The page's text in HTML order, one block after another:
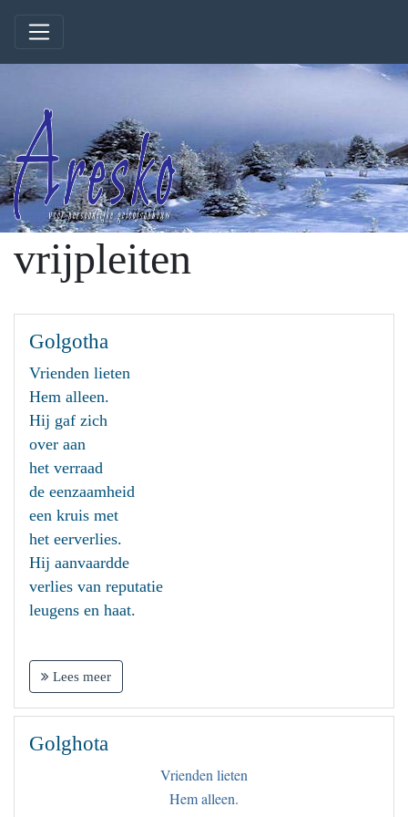
vrijpleiten
Golgotha
Vrienden lieten
Hem alleen.
Hij gaf zich
over aan
het verraad
de eenzaamheid
een kruis met
het eerverlies.
Hij aanvaardde
verlies van reputatie
leugens en haat.
Lees meer
Golghota
Vrienden lieten
Hem alleen.